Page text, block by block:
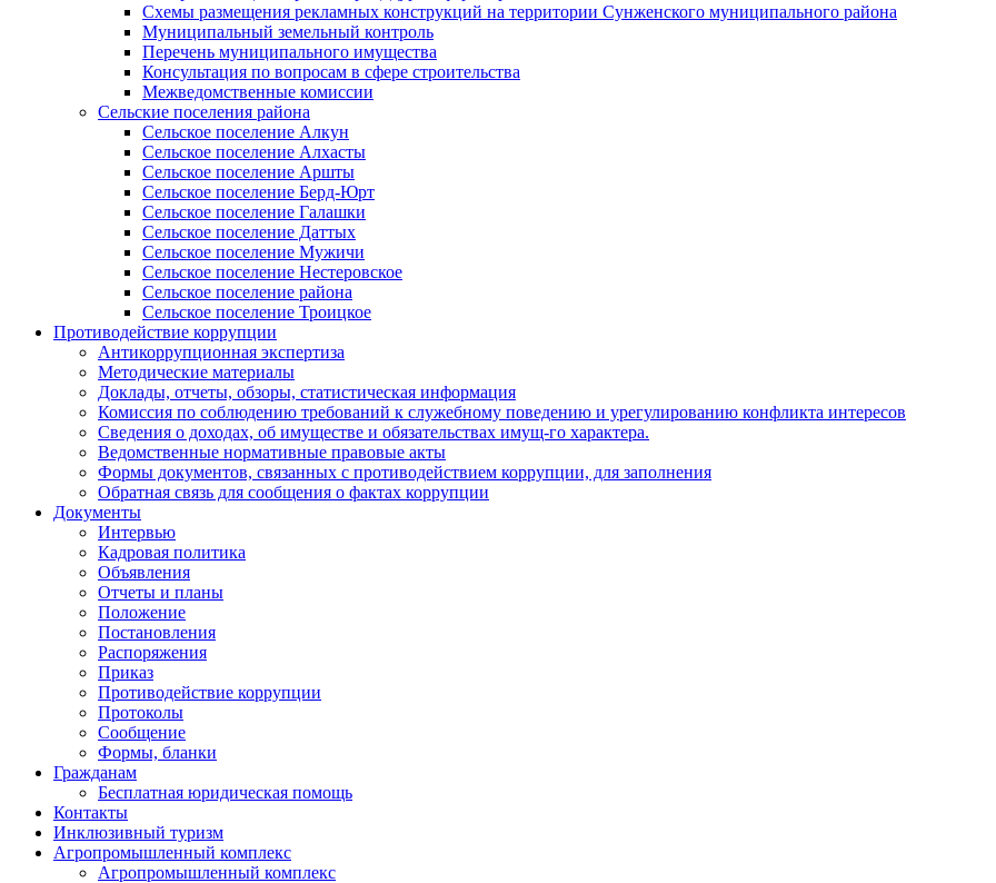
Схемы размещения рекламных конструкций на территории Сунженского муниципального района
Муниципальный земельный контроль
Перечень муниципального имущества
Консультация по вопросам в сфере строительства
Межведомственные комиссии
Сельские поселения района
Сельское поселение Алкун
Сельское поселение Алхасты
Сельское поселение Аршты
Сельское поселение Берд-Юрт
Сельское поселение Галашки
Сельское поселение Даттых
Сельское поселение Мужичи
Сельское поселение Нестеровское
Сельское поселение района
Сельское поселение Троицкое
Противодействие коррупции
Антикоррупционная экспертиза
Методические материалы
Доклады, отчеты, обзоры, статистическая информация
Комиссия по соблюдению требований к служебному поведению и урегулированию конфликта интересов
Сведения о доходах, об имуществе и обязательствах имущ-го характера.
Ведомственные нормативные правовые акты
Формы документов, связанных с противодействием коррупции, для заполнения
Обратная связь для сообщения о фактах коррупции
Документы
Интервью
Кадровая политика
Объявления
Отчеты и планы
Положение
Постановления
Распоряжения
Приказ
Противодействие коррупции
Протоколы
Сообщение
Формы, бланки
Гражданам
Бесплатная юридическая помощь
Контакты
Инклюзивный туризм
Агропромышленный комплекс
Агропромышленный комплекс